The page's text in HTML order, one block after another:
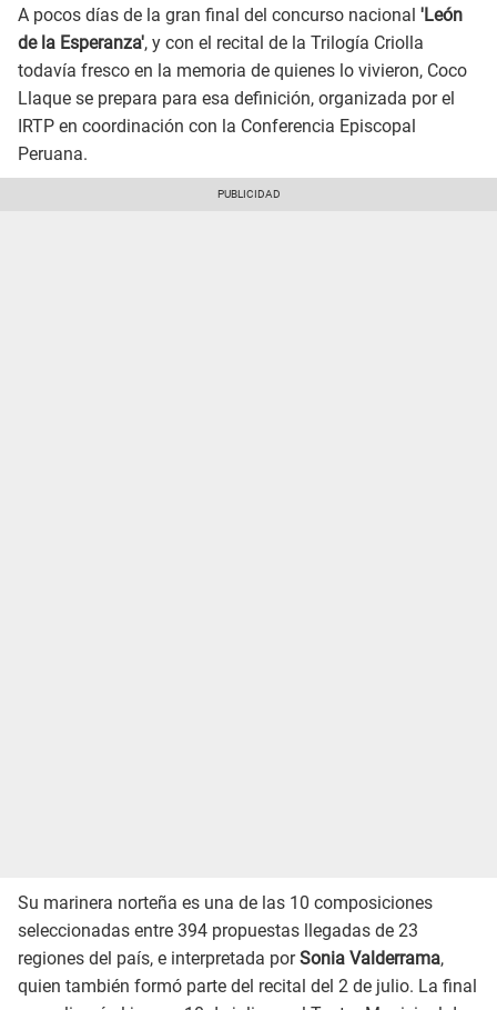
A pocos días de la gran final del concurso nacional 'León
de la Esperanza', y con el recital de la Trilogía Criolla
todavía fresco en la memoria de quienes lo vivieron, Coco
Llaque se prepara para esa definición, organizada por el
IRTP en coordinación con la Conferencia Episcopal
Peruana.
Su marinera norteña es una de las 10 composiciones
seleccionadas entre 394 propuestas llegadas de 23
regiones del país, e interpretada porSonia Valderrama,
quien también formó parte del recital del 2 de julio. La final